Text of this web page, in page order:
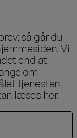
så går du
Vi
end at
om
tjenesten
læses her.